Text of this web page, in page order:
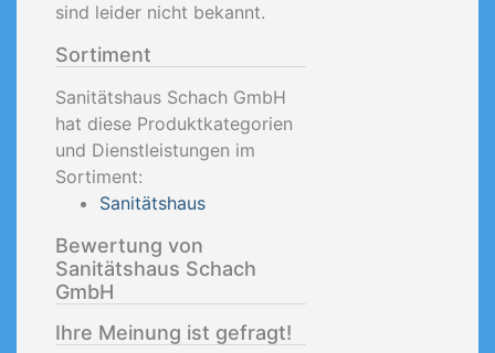
sind leider nicht bekannt.
Sortiment
Sanitätshaus Schach GmbH
hat diese Produktkategorien
und Dienstleistungen im
Sortiment:
Sanitätshaus
Bewertung von
Sanitätshaus Schach
GmbH
Ihre Meinung ist gefragt!